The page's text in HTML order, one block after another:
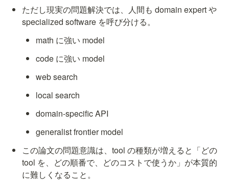
ただし現実の問題解決では、人間も domain expert や
specialized software を呼び分ける。
math に強い model
code に強い model
web search
local search
domain-specific API
generalist frontier model
この論文の問題意識は、tool の種類が増えると「どの
tool を、どの順番で、どのコストで使うか」が本質的
に難しくなること。